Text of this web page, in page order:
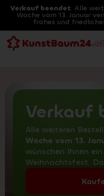
Verkauf beendet. Alle
Woche vom 13. Januar
frohes und
Verkauf
Alle weiteren
Woche vom 13.
wünschen Ihnen
Weihnachtsfest.